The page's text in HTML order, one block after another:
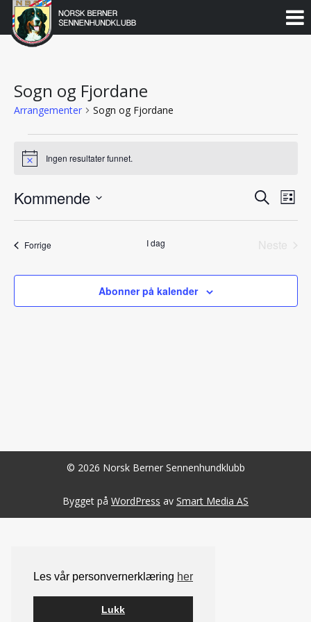
Les vår personvernerklæring her
Lukk
Gå
Norsk
Berner
Sennenhundklubb
Sogn og Fjordane
Arrangementer Sogn og Fjordane
Arrangementer
Notice Ingen resultater funnet.
Search
and
Views
Søk Liste
Kommende
ForrigeArrangementer I dag
Neste
Abonner på kalender
© 2026 Norsk Berner Sennenhundklubb
Bygget på WordPress av Smart Media AS